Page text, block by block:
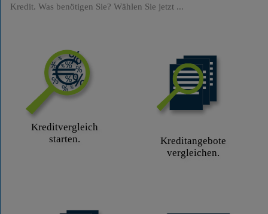
Kredit. Was benötigen Sie? Wählen Sie jetzt ...
Kreditvergleich
starten.
Kreditangebote
vergleichen.